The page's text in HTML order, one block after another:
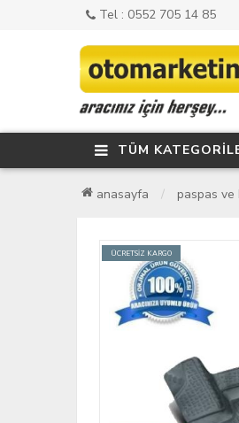
Tel : 0552 705 14 85
TÜM
anasayfa paspas ve
ÜCRETSİZ KARGO